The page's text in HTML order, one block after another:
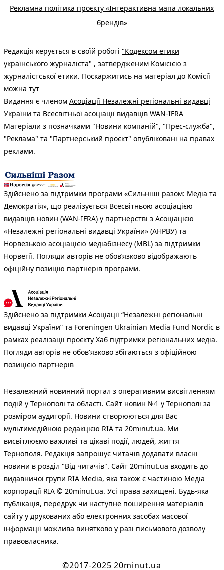
Рекламна політика проєкту «Інтерактивна мапа локальних
брендів»
Редакція керується в своїй роботі "Кодексом етики
українського журналіста" , затвердженим Комісією з
журналістської етики. Поскаржитись на матеріал до Комісії
можна тут
Видання є членом Асоціації Незалежні регіональні видавці
України та Всесвітньої асоціації видавців WAN-IFRA
Матеріали з позначками "Новини компаній", "Прес-служба",
"Реклама" та "Партнерський проєкт" опубліковані на правах
реклами.
Здійснено за підтримки програми «Сильніші разом: Медіа та
Демократія», що реалізується Всесвітньою асоціацією
видавців новин (WAN-IFRA) у партнерстві з Асоціацією
«Незалежні регіональні видавці України» (АНРВУ) та
Норвезькою асоціацією медіабізнесу (MBL) за підтримки
Норвегії. Погляди авторів не обов’язково відображають
офіційну позицію партнерів програми.
Здійснено за підтримки Асоціації “Незалежні регіональні
видавці України” та Foreningen Ukrainian Media Fund Nordic в
рамках реалізації проєкту Хаб підтримки регіональних медіа.
Погляди авторів не обов'язково збігаються з офіційною
позицією партнерів
Незалежний новинний портал з оперативним висвітленням
подій у Тернополі та області. Сайт новин №1 у Тернополі за
розміром аудиторії. Новини створюються для Вас
мультимедійною редакцією RIA та 20minut.ua. Ми
висвітлюємо важливі та цікаві події, людей, життя
Тернополя. Редакція запрошує читачів додавати власні
новини в розділ "Від читачів". Сайт 20minut.ua входить до
видавничої групи RIA Media, яка також є частиною Медіа
корпорації RIA © 20minut.ua. Усі права захищені. Будь-яка
публiкацiя, передрук чи наступне поширення матеріалів
сайту у друкованих або електронних засобах масової
інформації можлива винятково у разі письмового дозволу
правовласника.
©2017-2025 20minut.ua